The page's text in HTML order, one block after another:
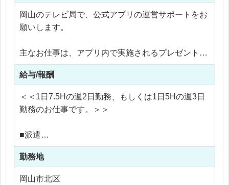
今回求めているのは、決められた仕事をこなすだけ
自ら事業やサービスを立ち上げ、試し、改善しなが
ら前に進めてきた方です。
た経験も大きな武器になります。
小さく始めて、数字や反応を見て、必要があればや
そんな新規事業づくりのリアルな試行錯誤を経験し
ている方にこそ、力を発揮いただけるポジションで
す。
岡山のテレビ局で、公式アプリの運営サポートをお
願いします。
主なお仕事は、アプリ内で実施されるプレゼント企
画やくじ企画に関する画像制作、イベントPR用画
像の作成、アプリ内の情報更新などです。
既存のキャラクター素材や画像素材、テンプレート
を使用しながら、アプリに掲載する画像を作成・加
工していきます。
った枠に素材を当てはめたり、フリー素材を加工し
たりする作業が中心なので、実務経験が浅い方でも
取り組みやすい内容です。
給与/報酬
＜＜1日7.5Hの週2日勤務、もしくは1日5Hの週3日
勤務のお仕事です。＞＞
■派遣
時給 1,200 〜 1,250円
※交通費支給
勤務地
岡山市北区